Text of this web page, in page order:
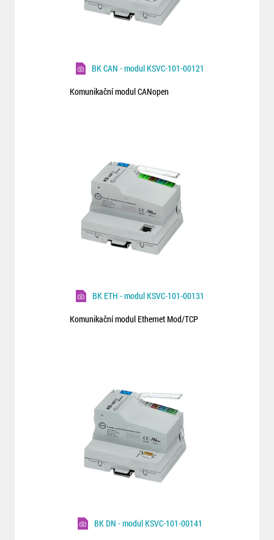
BK CAN - modul KSVC-101-00121
Komunikační modul CANopen
BK ETH - modul KSVC-101-00131
Komunikační modul Ethernet Mod/TCP
BK DN - modul KSVC-101-00141